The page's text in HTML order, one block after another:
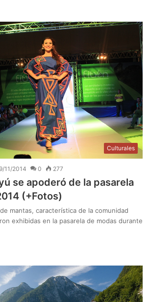
Culturales
11/2014 0 277
se apoderó de la pasarela
(+Fotos)
mantas, característica de la comunidad
exhibidas en la pasarela de modas durante